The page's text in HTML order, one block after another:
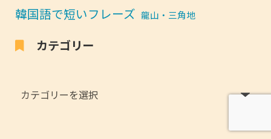
韓国語で短いフレーズ 龍山・三角地
カテゴリー